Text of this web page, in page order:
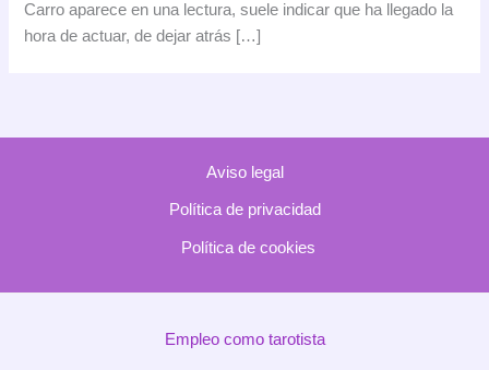
simbolismo
Carro aparece en una lectura, suele indicar que ha llegado la
hora de actuar, de dejar atrás […]
Aviso legal
Política de privacidad
Política de cookies
Empleo como tarotista